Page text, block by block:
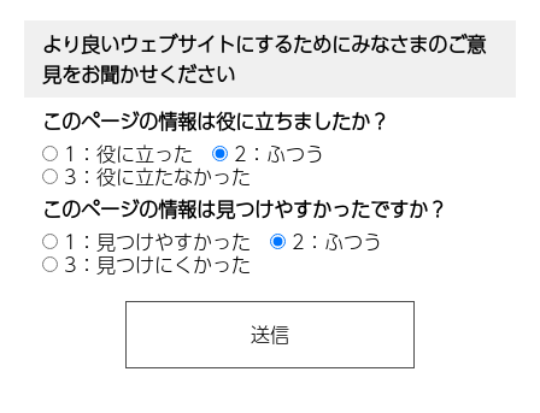
より良いウェブサイトにするためにみなさまのご意
見をお聞かせください
このページの情報は役に立ちましたか？
1：役に立った
2：ふつう
3：役に立たなかった
このページの情報は見つけやすかったですか？
1：見つけやすかった
2：ふつう
3：見つけにくかった